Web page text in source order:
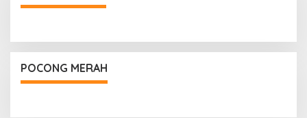
POCONG MERAH